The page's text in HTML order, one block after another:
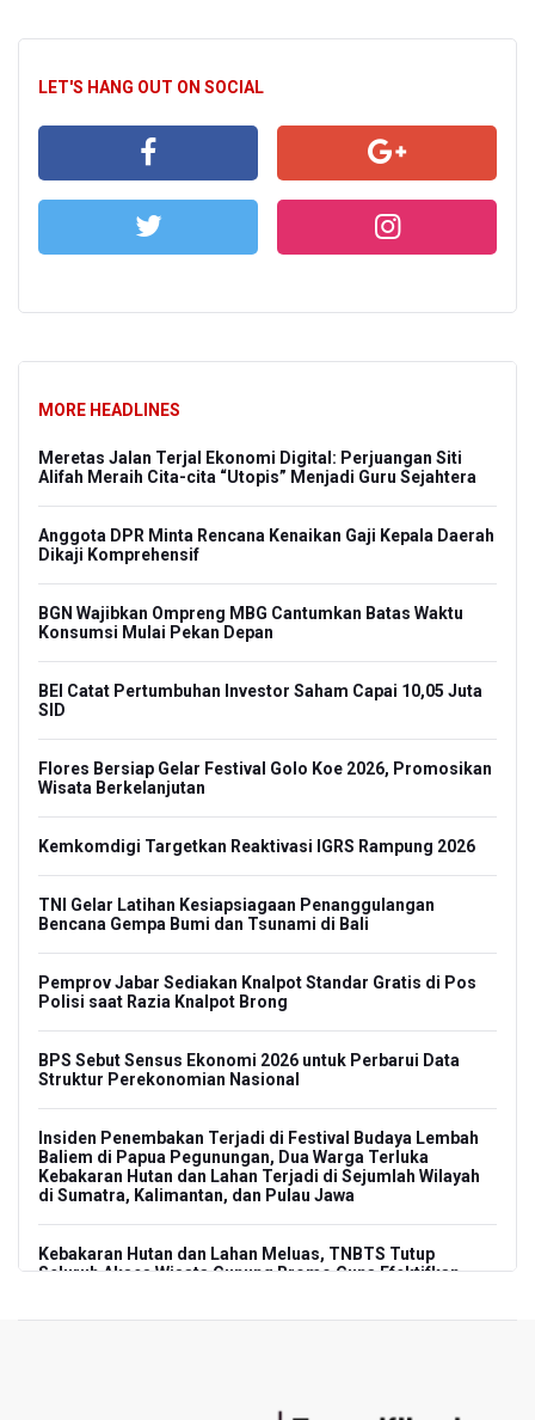
LET'S HANG OUT ON SOCIAL
MORE HEADLINES
Meretas Jalan Terjal Ekonomi Digital: Perjuangan Siti
Alifah Meraih Cita-cita “Utopis” Menjadi Guru Sejahtera
Anggota DPR Minta Rencana Kenaikan Gaji Kepala Daerah
Dikaji Komprehensif
BGN Wajibkan Ompreng MBG Cantumkan Batas Waktu
Konsumsi Mulai Pekan Depan
BEI Catat Pertumbuhan Investor Saham Capai 10,05 Juta
SID
Flores Bersiap Gelar Festival Golo Koe 2026, Promosikan
Wisata Berkelanjutan
Kemkomdigi Targetkan Reaktivasi IGRS Rampung 2026
TNI Gelar Latihan Kesiapsiagaan Penanggulangan
Bencana Gempa Bumi dan Tsunami di Bali
Pemprov Jabar Sediakan Knalpot Standar Gratis di Pos
Polisi saat Razia Knalpot Brong
BPS Sebut Sensus Ekonomi 2026 untuk Perbarui Data
Struktur Perekonomian Nasional
Insiden Penembakan Terjadi di Festival Budaya Lembah
Baliem di Papua Pegunungan, Dua Warga Terluka
Kebakaran Hutan dan Lahan Terjadi di Sejumlah Wilayah
di Sumatra, Kalimantan, dan Pulau Jawa
Kebakaran Hutan dan Lahan Meluas, TNBTS Tutup
Seluruh Akses Wisata Gunung Bromo Guna Efektifkan